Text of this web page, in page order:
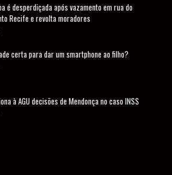
é desperdiçada após vazamento em rua do
Recife e revolta moradores
certa para dar um smartphone ao filho?
à AGU decisões de Mendonça no caso INSS